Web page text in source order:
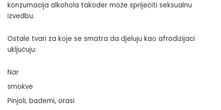
konzumacija alkohola također može spriječiti seksualnu
izvedbu.
Ostale tvari za koje se smatra da djeluju kao afrodizijaci
uključuju:
Nar
smokve
Pinjoli, bademi, orasi